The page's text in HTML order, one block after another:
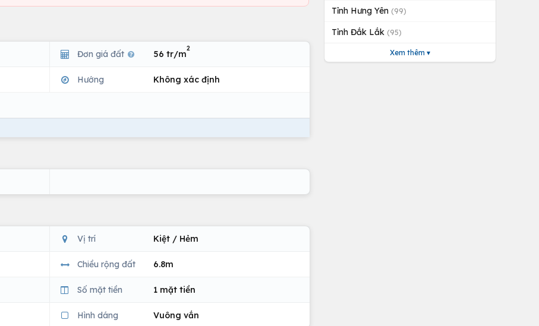
Đơn giá đất 56 tr/m
2
Hướng Không xác định
Vị trí Kiệt / Hẻm
Chiều rộng đất 6.8m
Số mặt tiền 1 mặt tiền
Hình dáng Vuông vắn
Tỉnh Hưng Yên (99)
Tỉnh Đắk Lắk (95)
Xem thêm ▾